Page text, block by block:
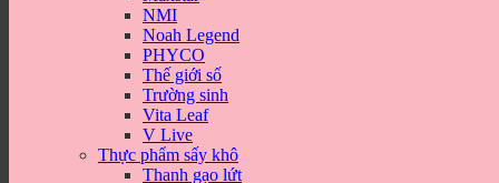
NMI
Noah Legend
PHYCO
Thế giới số
Trường sinh
Vita Leaf
V Live
Thực phẩm sấy khô
Thanh gạo lứt